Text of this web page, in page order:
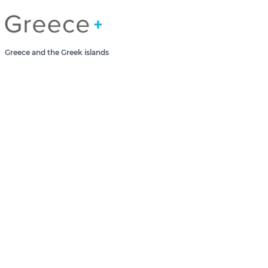
Greece and the Greek islands